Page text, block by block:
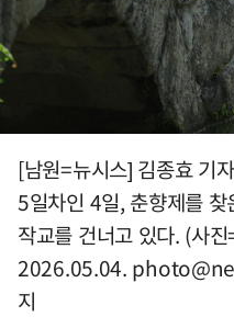
[남원=뉴시스] 김종효 기
5일차인 4일, 춘향제를
작교를 건너고 있다. (사
2026.05.04.
지